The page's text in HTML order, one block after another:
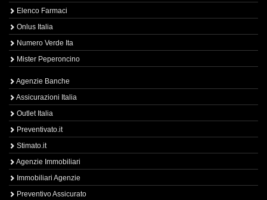
Elenco Farmaci
Onlus Italia
Numero Verde Ita
Mister Peperoncino
Agenzie Banche
Assicurazioni Italia
Outlet Italia
Preventivato.it
Stimato.it
Agenzie Immobiliari
Immobiliari Agenzie
Preventivo Assicurato